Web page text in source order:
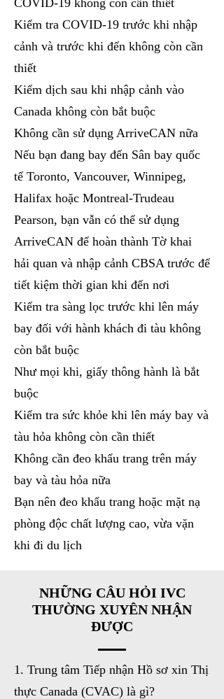
COVID-19 không còn cần thiết
Kiểm tra COVID-19 trước khi nhập
cảnh và trước khi đến không còn cần
thiết
Kiểm dịch sau khi nhập cảnh vào
Canada không còn bắt buộc
Không cần sử dụng ArriveCAN nữa
Nếu bạn đang bay đến Sân bay quốc
tế Toronto, Vancouver, Winnipeg,
Halifax hoặc Montreal-Trudeau
Pearson, bạn vẫn có thể sử dụng
ArriveCAN để hoàn thành Tờ khai
hải quan và nhập cảnh CBSA trước để
tiết kiệm thời gian khi đến nơi
Kiểm tra sàng lọc trước khi lên máy
bay đối với hành khách đi tàu không
còn bắt buộc
Như mọi khi, giấy thông hành là bắt
buộc
Kiểm tra sức khỏe khi lên máy bay và
tàu hỏa không còn cần thiết
Không cần đeo khẩu trang trên máy
bay và tàu hỏa nữa
Bạn nên đeo khẩu trang hoặc mặt nạ
phòng độc chất lượng cao, vừa vặn
khi đi du lịch
NHỮNG CÂU HỎI IVC
THƯỜNG XUYÊN NHẬN
ĐƯỢC
1. Trung tâm Tiếp nhận Hồ sơ xin Thị
thực Canada (CVAC) là gì?